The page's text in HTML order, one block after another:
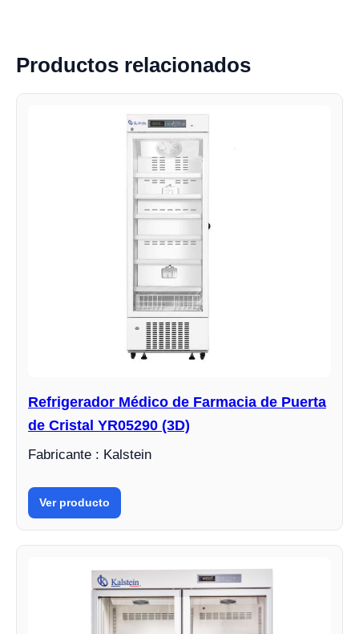
Productos relacionados
Refrigerador Médico de Farmacia de Puerta
de Cristal YR05290 (3D)
Fabricante : Kalstein
Ver producto